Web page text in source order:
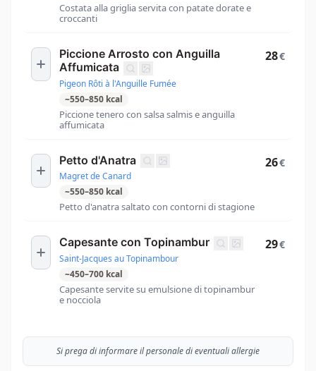
Costata alla griglia servita con patate dorate e
croccanti
Piccione Arrosto con Anguilla
Affumicata
Pigeon Rôti à l'Anguille Fumée
~550–850 kcal
Piccione tenero con salsa salmis e anguilla
affumicata
28€
Petto d'Anatra
Magret de Canard
~550–850 kcal
Petto d'anatra saltato con contorni di stagione
26€
Capesante con Topinambur
Saint-Jacques au Topinambour
~450–700 kcal
Capesante servite su emulsione di topinambur
e nocciola
29€
Si prega di informare il personale di eventuali allergie